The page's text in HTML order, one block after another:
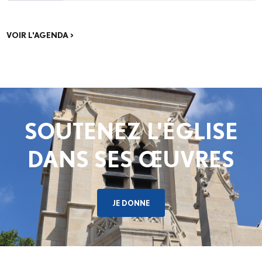
Les délégués des neuf diocèses d’Île-de-
VOIR L'AGENDA >
SOUTENEZ L'ÉGLISE
DANS SES ŒUVRES
JE DONNE